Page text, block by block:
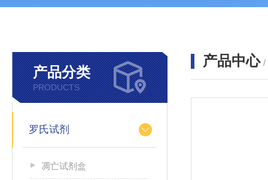
产品分类
PRODUCTS
罗氏试剂
凋亡试剂盒
产品中心 /